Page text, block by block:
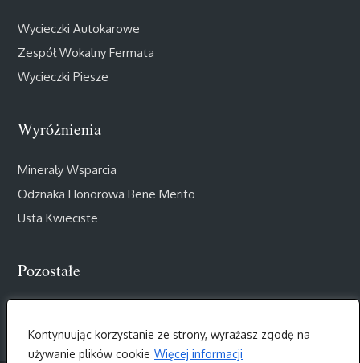
Kontynuując korzystanie ze strony, wyrażasz zgodę na
używanie plików cookie Więcej informacji
Wycieczki Autokarowe
Zespół Wokalny Fermata
Wycieczki Piesze
Wyróżnienia
Minerały Wsparcia
Odznaka Honorowa Bene Merito
Usta Kwieciste
Pozostałe